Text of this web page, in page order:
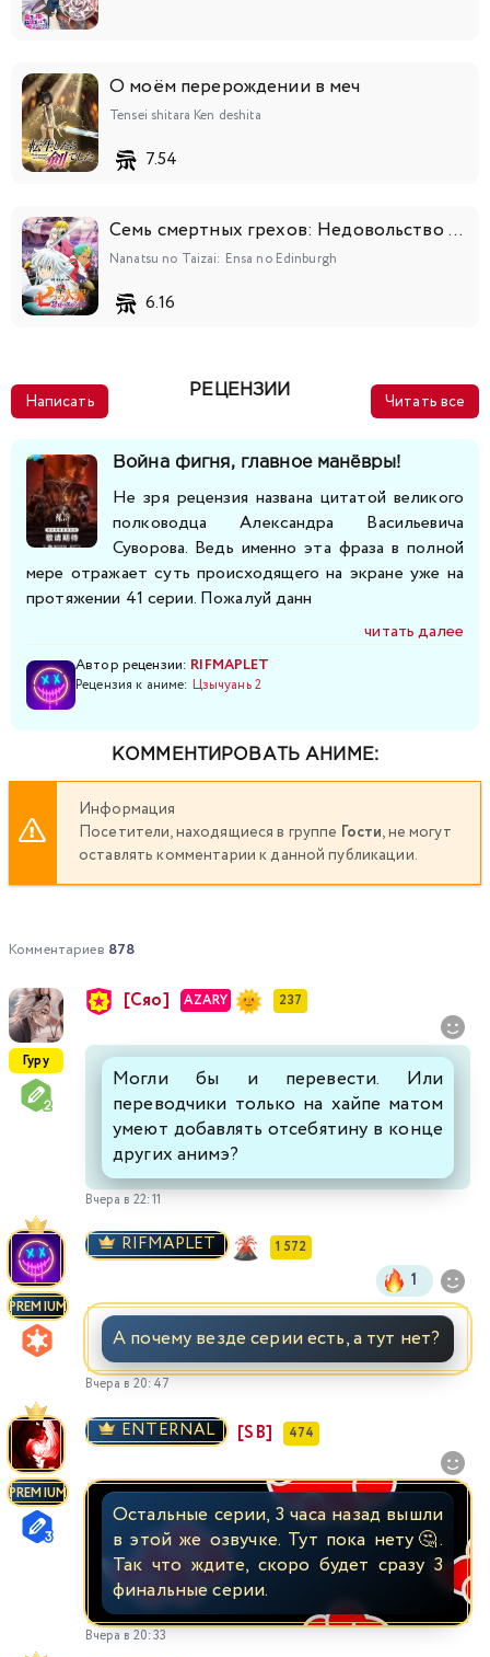
О моём перерождении в меч
Tensei shitara Ken deshita
7.54
Семь смертных грехов: Недовольство Эдинбурга
Nanatsu no Taizai: Ensa no Edinburgh
6.16
Написать
РЕЦЕНЗИИ
Читать все
Война фигня, главное манёвры!
Не зря рецензия названа цитатой великого
полководца Александра Васильевича
Суворова. Ведь именно эта фраза в полной
мере отражает суть происходящего на экране уже на
протяжении 41 серии. Пожалуй данн
читать далее
Автор рецензии: RIFMAPLET
Рецензия к аниме: Цзычуань 2
КОММЕНТИРОВАТЬ АНИМЕ:
Информация
Посетители, находящиеся в группе Гости, не могут
оставлять комментарии к данной публикации.
Комментариев 878
Гуру
[Сяо] AZARY 237
Могли бы и перевести. Или
переводчики только на хайпе матом
умеют добавлять отсебятину в конце
других анимэ?
Вчера в 22:11
PREMIUM
RIFMAPLET 1 572
1
А почему везде серии есть, а тут нет?
Вчера в 20:47
PREMIUM
ENTERNAL [SB] 474
Остальные серии, 3 часа назад вышли
в этой же озвучке. Тут пока нету🤔.
Так что ждите, скоро будет сразу 3
финальные серии.
Вчера в 20:33